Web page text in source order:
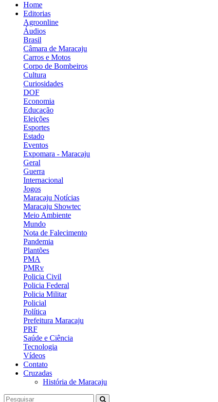
Home
Editorias
Agroonline
Áudios
Brasil
Câmara de Maracaju
Carros e Motos
Corpo de Bombeiros
Cultura
Curiosidades
DOF
Economia
Educação
Eleições
Esportes
Estado
Eventos
Expomara - Maracaju
Geral
Guerra
Internacional
Jogos
Maracaju Notícias
Maracaju Showtec
Meio Ambiente
Mundo
Nota de Falecimento
Pandemia
Plantões
PMA
PMRv
Policia Civil
Policia Federal
Policia Militar
Policial
Política
Prefeitura Maracaju
PRF
Saúde e Ciência
Tecnologia
Vídeos
Contato
Cruzadas
História de Maracaju